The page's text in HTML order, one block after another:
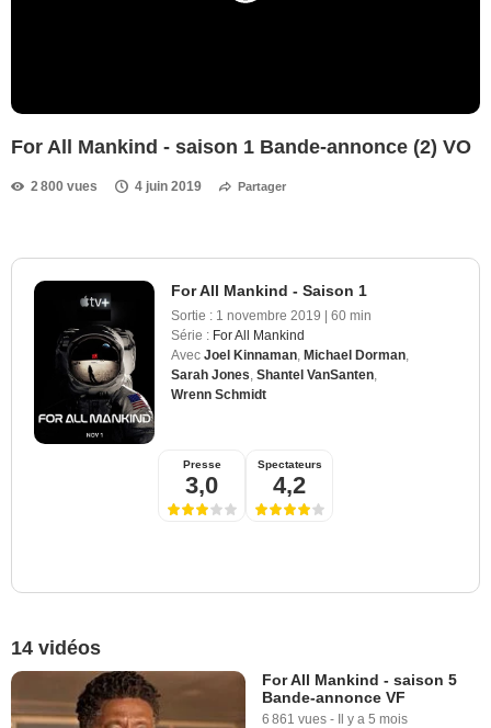
For All Mankind - saison 1 Bande-annonce (2) VO
2 800 vues 4 juin 2019 Partager
For All Mankind - Saison 1
Sortie : 1 novembre 2019 | 60 min
Série : For All Mankind
Avec Joel Kinnaman Michael Dorman
Sarah Jones Shantel VanSanten
Wrenn Schmidt
Presse
3,0
Spectateurs
4,2
14 vidéos
For All Mankind - saison 5
Bande-annonce VF
6 861 vues - Il y a 5 mois